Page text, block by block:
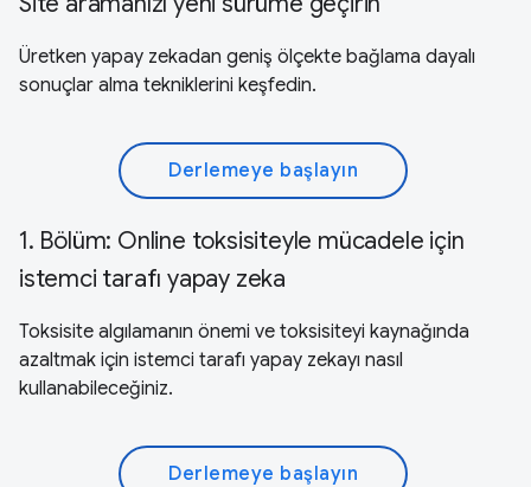
Üretken yapay zekadan geniş ölçekte bağlama dayalı
sonuçlar alma tekniklerini keşfedin.
Derlemeye başlayın
1. Bölüm: Online toksisiteyle mücadele için
istemci tarafı yapay zeka
Toksisite algılamanın önemi ve toksisiteyi kaynağında
azaltmak için istemci tarafı yapay zekayı nasıl
kullanabileceğiniz.
Derlemeye başlayın